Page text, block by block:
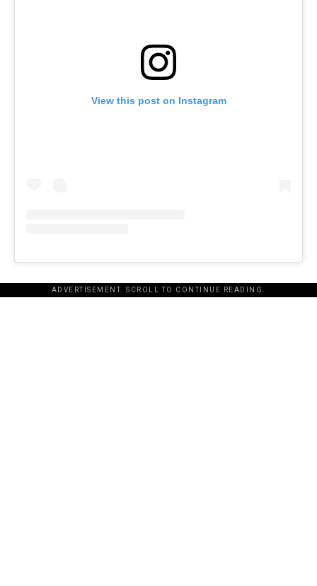
View this post on Instagram
ADVERTISEMENT. SCROLL TO CONTINUE READING.